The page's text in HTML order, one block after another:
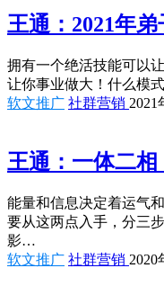
王通：2021年
拥有一个绝活技能可以
让你事业做大！什么模
软文推广 社群营销 2021
王通：一体二相
能量和信息决定着运气
要从这两点入手，分三
影…
软文推广 社群营销 2020